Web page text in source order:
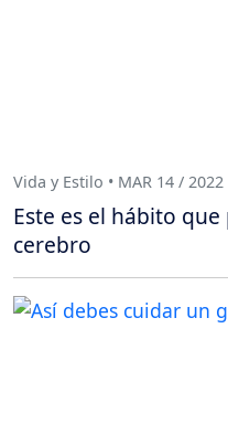
Vida y Estilo • MAR 14 / 2022
Este es el hábito
cerebro